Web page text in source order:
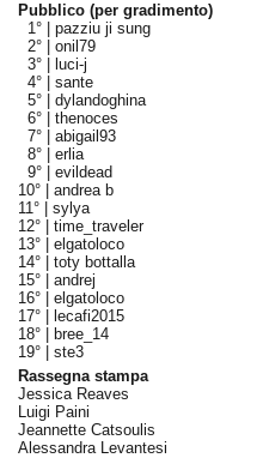
Pubblico (per gradimento)
1° | pazziu ji sung
2° | onil79
3° |
luci-j
4° | sante
5° | dylandoghina
6° | thenoces
7° | abigail93
8° | erlia
9° | evildead
10° | andrea b
11° | sylya
12° | time_traveler
13° | elgatoloco
14° | toty bottalla
15° | andrej
16° | elgatoloco
17° |
lecafi2015
18° |
bree_14
19° | ste3
Rassegna stampa
Jessica Reaves
Luigi Paini
Jeannette Catsoulis
Alessandra Levantesi